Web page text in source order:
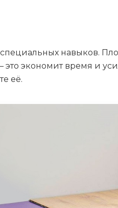
навыков.
экономит время и
её.